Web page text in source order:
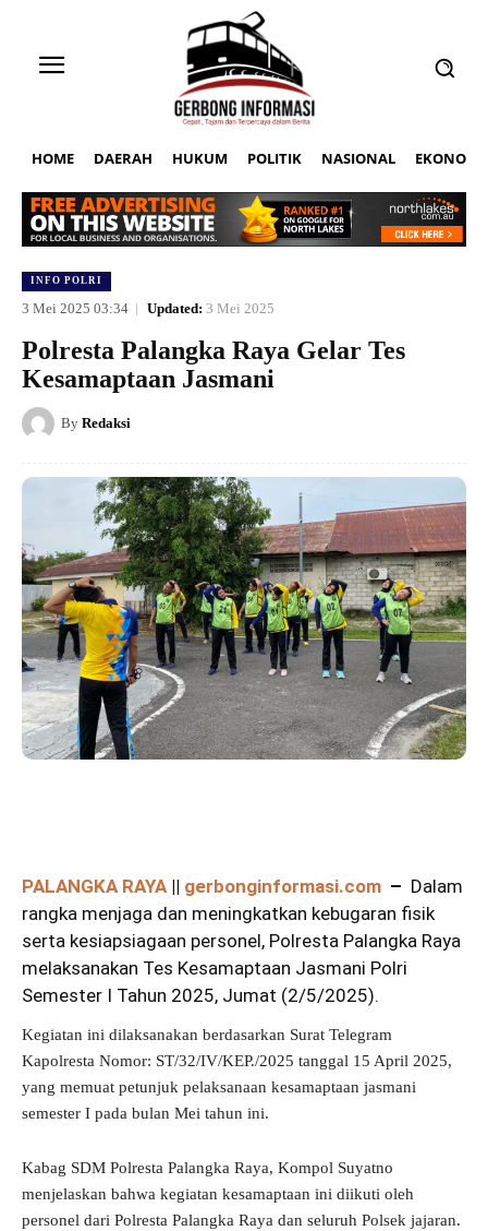
HOME DAERAH HUKUM POLITIK NASIONAL EKONOMI
INFO POLRI
3 Mei 2025 03:34 Updated: 3 Mei 2025
Polresta Palangka Raya Gelar Tes
Kesamaptaan Jasmani
By Redaksi
PALANGKA RAYA || gerbonginformasi.com – Dalam
rangka menjaga dan meningkatkan kebugaran fisik
serta kesiapsiagaan personel, Polresta Palangka Raya
melaksanakan Tes Kesamaptaan Jasmani Polri
Semester I Tahun 2025, Jumat (2/5/2025).
Kegiatan ini dilaksanakan berdasarkan Surat Telegram
Kapolresta Nomor: ST/32/IV/KEP./2025 tanggal 15 April 2025,
yang memuat petunjuk pelaksanaan kesamaptaan jasmani
semester I pada bulan Mei tahun ini.
Kabag SDM Polresta Palangka Raya, Kompol Suyatno
menjelaskan bahwa kegiatan kesamaptaan ini diikuti oleh
personel dari Polresta Palangka Raya dan seluruh Polsek jajaran.